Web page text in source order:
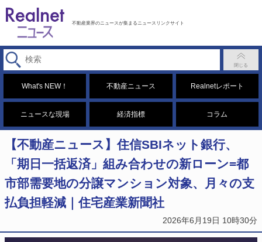
不動産業界のニュースが集まるニュースリンクサイト
What's NEW！ 不動産ニュース Realnetレポート
ニュースな現場 経済指標 コラム
【不動産ニュース】住信SBIネット銀行、
「期日一括返済」組み合わせの新ローン=都
市部需要地の分譲マンション対象、月々の支
払負担軽減｜住宅産業新聞社
2026年6月19日 10時30分